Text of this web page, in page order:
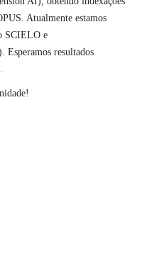
Atualmente estamos
SCIELO e
resultados